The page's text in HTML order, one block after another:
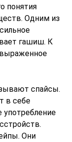
понятия
Одним из
гашиш. К
выраженное
спайсы.
в себе
употребление
Они